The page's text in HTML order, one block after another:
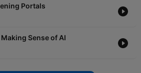
Portals
Sense of AI